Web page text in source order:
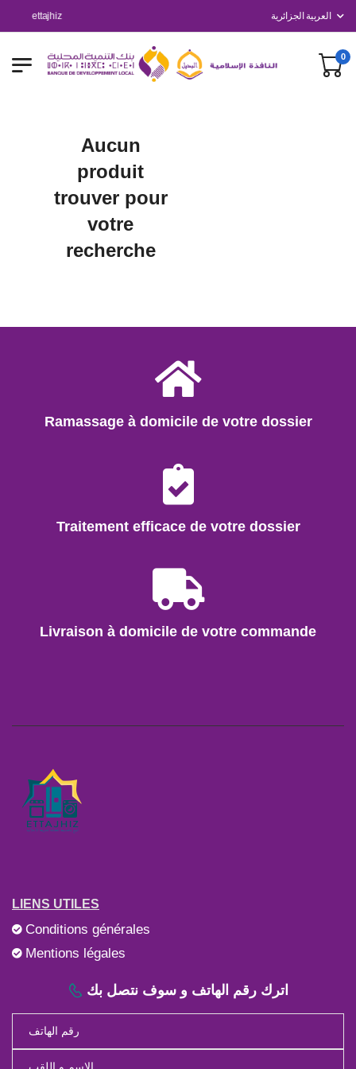
ettajhiz العربية الجزائرية
0
Aucun
produit
trouver pour
votre
recherche
Ramassage à domicile de votre dossier
Traitement efficace de votre dossier
Livraison à domicile de votre commande
LIENS UTILES
Conditions générales
Mentions légales
اترك رقم الهاتف و سوف نتصل بك